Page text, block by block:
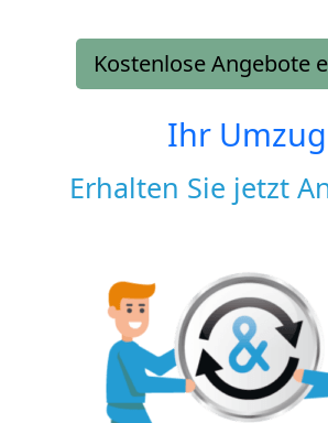
Kostenlose Angebote
Ihr Umzug
Erhalten Sie jetzt